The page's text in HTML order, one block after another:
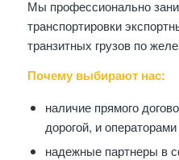
Мы профессионально
транспортировки
транзитных грузов по
Почему выбирают нас:
наличие прямого
дорогой, и
надежные партнеры в